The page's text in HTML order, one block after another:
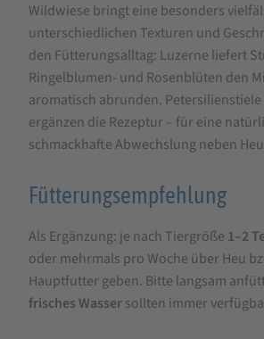
Wildwiese bringt eine besonders
unterschiedlichen Texturen und
den Fütterungsalltag: Luzerne liefert
Ringelblumen- und Rosenblüten den
aromatisch abrunden.
ergänzen die Rezeptur – für eine
schmackhafte Abwechslung neben
Fütterungsempfehlung
Als Ergänzung: je nach Tiergröße 1–2
oder mehrmals pro Woche über Heu
Hauptfutter geben. Bitte langsam
frisches Wassersollten immer